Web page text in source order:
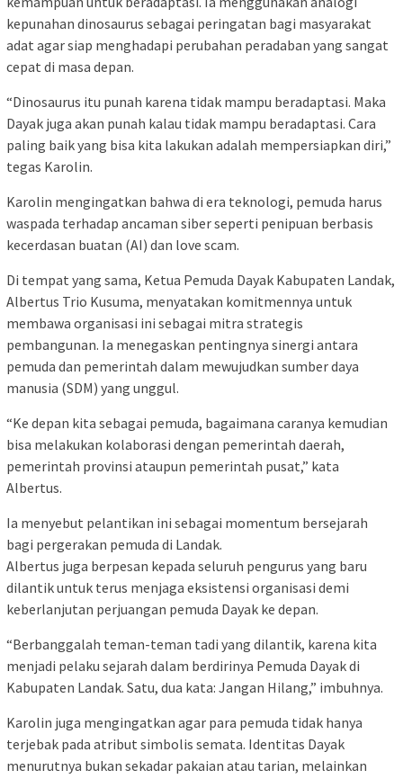
kepunahan dinosaurus sebagai peringatan bagi masyarakat
adat agar siap menghadapi perubahan peradaban yang sangat
cepat di masa depan.
“Dinosaurus itu punah karena tidak mampu beradaptasi. Maka
Dayak juga akan punah kalau tidak mampu beradaptasi. Cara
paling baik yang bisa kita lakukan adalah mempersiapkan diri,”
tegas Karolin.
Karolin mengingatkan bahwa di era teknologi, pemuda harus
waspada terhadap ancaman siber seperti penipuan berbasis
kecerdasan buatan (AI) dan love scam.
Di tempat yang sama, Ketua Pemuda Dayak Kabupaten Landak,
Albertus Trio Kusuma, menyatakan komitmennya untuk
membawa organisasi ini sebagai mitra strategis
pembangunan. Ia menegaskan pentingnya sinergi antara
pemuda dan pemerintah dalam mewujudkan sumber daya
manusia (SDM) yang unggul.
“Ke depan kita sebagai pemuda, bagaimana caranya kemudian
bisa melakukan kolaborasi dengan pemerintah daerah,
pemerintah provinsi ataupun pemerintah pusat,” kata
Albertus.
Ia menyebut pelantikan ini sebagai momentum bersejarah
bagi pergerakan pemuda di Landak.
Albertus juga berpesan kepada seluruh pengurus yang baru
dilantik untuk terus menjaga eksistensi organisasi demi
keberlanjutan perjuangan pemuda Dayak ke depan.
“Berbanggalah teman-teman tadi yang dilantik, karena kita
menjadi pelaku sejarah dalam berdirinya Pemuda Dayak di
Kabupaten Landak. Satu, dua kata: Jangan Hilang,” imbuhnya.
Karolin juga mengingatkan agar para pemuda tidak hanya
terjebak pada atribut simbolis semata. Identitas Dayak
menurutnya bukan sekadar pakaian atau tarian, melainkan